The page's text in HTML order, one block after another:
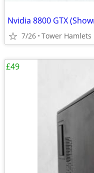
7/26 Tower Hamlets
£49